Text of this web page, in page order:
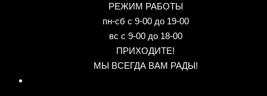
РЕЖИМ РАБОТЫ
пн-сб с 9-00 до 19-00
вс с 9-00 до 18-00
ПРИХОДИТЕ!
МЫ ВСЕГДА ВАМ РАДЫ!